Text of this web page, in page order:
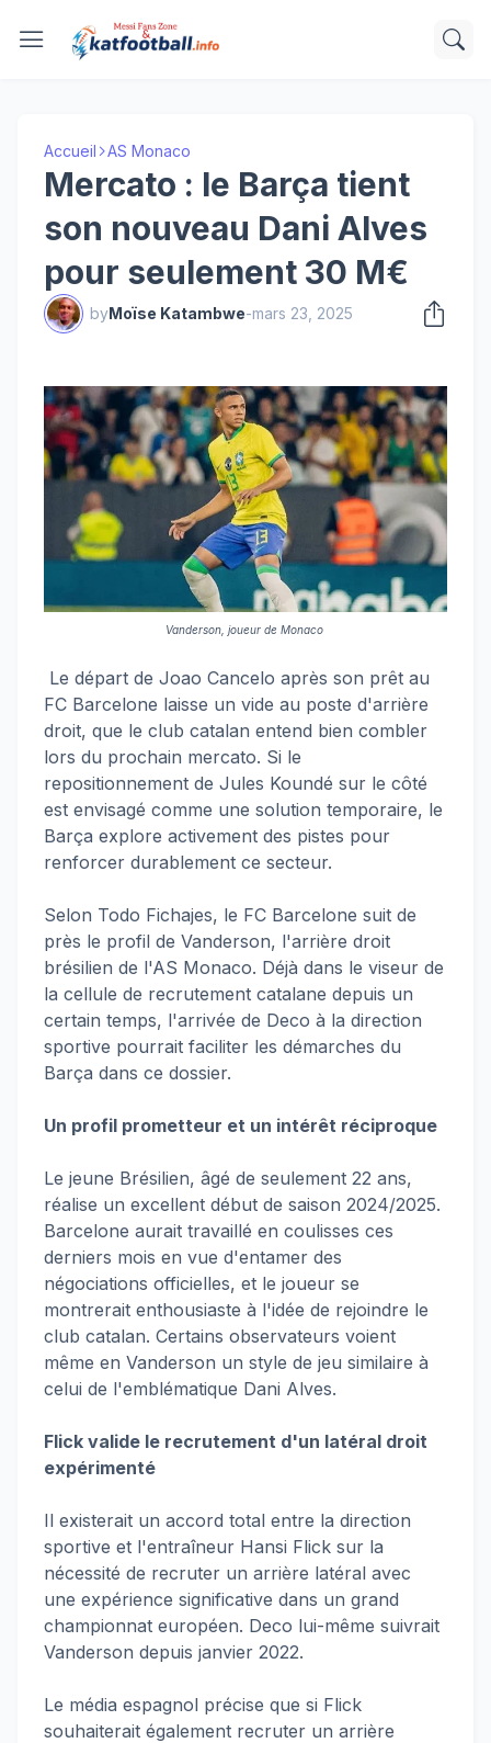
Accueil AS Monaco
Mercato : le Barça tient
son nouveau Dani Alves
pour seulement 30 M€
byMoïse Katambwe-mars 23, 2025
Vanderson, joueur de Monaco
Le départ de Joao Cancelo après son prêt au
FC Barcelone laisse un vide au poste d'arrière
droit, que le club catalan entend bien combler
lors du prochain mercato. Si le
repositionnement de Jules Koundé sur le côté
est envisagé comme une solution temporaire, le
Barça explore activement des pistes pour
renforcer durablement ce secteur.
Selon Todo Fichajes, le FC Barcelone suit de
près le profil de Vanderson, l'arrière droit
brésilien de l'AS Monaco. Déjà dans le viseur de
la cellule de recrutement catalane depuis un
certain temps, l'arrivée de Deco à la direction
sportive pourrait faciliter les démarches du
Barça dans ce dossier.
Un profil prometteur et un intérêt réciproque
Le jeune Brésilien, âgé de seulement 22 ans,
réalise un excellent début de saison 2024/2025.
Barcelone aurait travaillé en coulisses ces
derniers mois en vue d'entamer des
négociations officielles, et le joueur se
montrerait enthousiaste à l'idée de rejoindre le
club catalan. Certains observateurs voient
même en Vanderson un style de jeu similaire à
celui de l'emblématique Dani Alves.
Flick valide le recrutement d'un latéral droit
expérimenté
Il existerait un accord total entre la direction
sportive et l'entraîneur Hansi Flick sur la
nécessité de recruter un arrière latéral avec
une expérience significative dans un grand
championnat européen. Deco lui-même suivrait
Vanderson depuis janvier 2022.
Le média espagnol précise que si Flick
souhaiterait également recruter un arrière